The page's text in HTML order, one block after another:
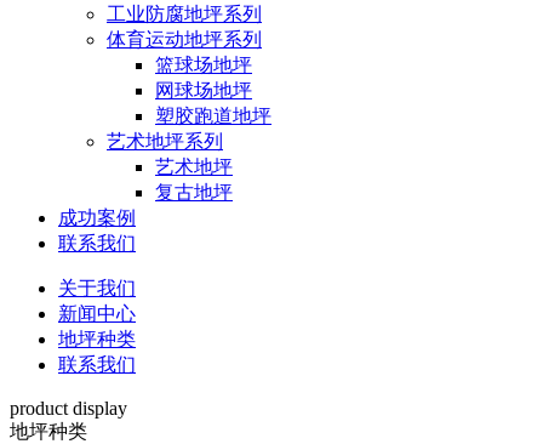
工业防腐地坪系列
体育运动地坪系列
篮球场地坪
网球场地坪
塑胶跑道地坪
艺术地坪系列
艺术地坪
复古地坪
成功案例
联系我们
关于我们
新闻中心
地坪种类
联系我们
product display
地坪种类